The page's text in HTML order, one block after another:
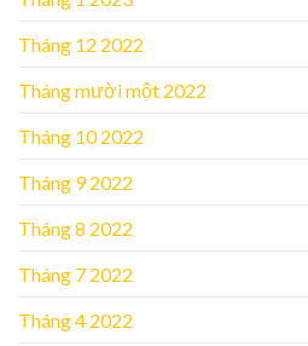
Tháng 12 2022
Tháng mười một 2022
Tháng 10 2022
Tháng 9 2022
Tháng 8 2022
Tháng 7 2022
Tháng 4 2022